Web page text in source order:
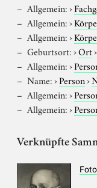
Allgemein:›
Allgemein:›
Allgemein:›
Geburtsort:›Ort
Allgemein:›
Name:›Person›
Allgemein:›
Allgemein:›
Verknüpfte